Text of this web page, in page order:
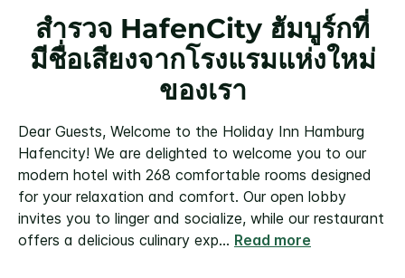
สำรวจ HafenCity ฮัมบูร์กที่
มีชื่อเสียงจากโรงแรมแห่งใหม่
ของเรา
Dear Guests, Welcome to the Holiday Inn Hamburg
Hafencity! We are delighted to welcome you to our
modern hotel with 268 comfortable rooms designed
for your relaxation and comfort. Our open lobby
invites you to linger and socialize, while our restaurant
offers a delicious culinary exp... Read more